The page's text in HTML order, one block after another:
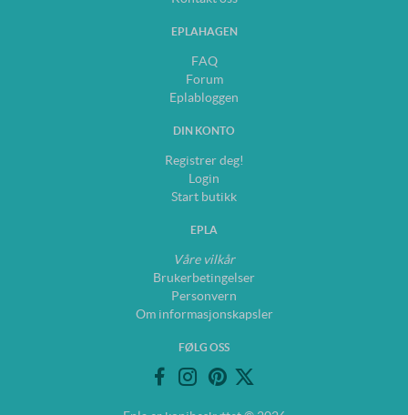
EPLAHAGEN
FAQ
Forum
Eplabloggen
DIN KONTO
Registrer deg!
Login
Start butikk
EPLA
Våre vilkår
Brukerbetingelser
Personvern
Om informasjonskapsler
FØLG OSS